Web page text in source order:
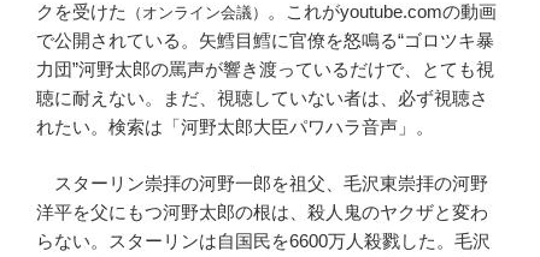
クを受けた
（オンライン会議）
。これがyoutube.comの動画
で公開されている。矢鱈目鱈に官僚を怒鳴る“ゴロツキ暴
力団”河野太郎の罵声が響き渡っているだけで、とても視
聴に耐えない。まだ、視聴していない者は、必ず視聴さ
れたい。検索は「河野太郎大臣パワハラ音声」。
スターリン崇拝の河野一郎を祖父、毛沢東崇拝の河野
洋平を父にもつ河野太郎の根は、殺人鬼のヤクザと変わ
らない。スターリンは自国民を6600万人殺戮した。毛沢